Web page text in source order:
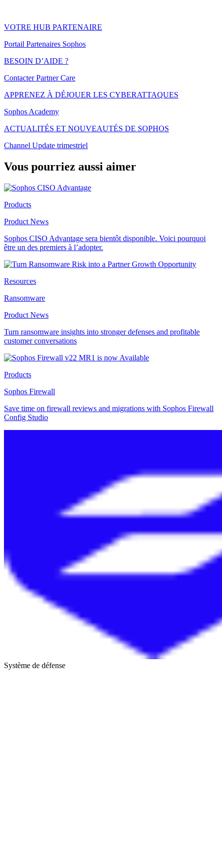
VOTRE HUB PARTENAIRE
Portail Partenaires Sophos
BESOIN D’AIDE ?
Contacter Partner Care
APPRENEZ À DÉJOUER LES CYBERATTAQUES
Sophos Academy
ACTUALITÉS ET NOUVEAUTÉS DE SOPHOS
Channel Update trimestriel
Vous pourriez aussi aimer
Products
Product News
Sophos CISO Advantage sera bientôt disponible. Voici pourquoi
être un des premiers à l’adopter.
Resources
Ransomware
Product News
Turn ransomware insights into stronger defenses and profitable
customer conversations
Products
Sophos Firewall
Save time on firewall reviews and migrations with Sophos Firewall
Config Studio
Système de défense